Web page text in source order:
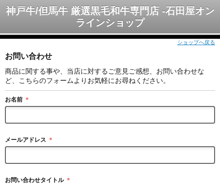
神戸牛/但馬牛 厳選黒毛和牛専門店 -石田屋オン
ラインショップ
ショップへ戻る
お問い合わせ
商品に関する事や、当店に対するご意見ご感想、お問い合わせな
ど、こちらのフォームよりお気軽にお尋ねください。
お名前 ＊
メールアドレス ＊
お問い合わせタイトル ＊